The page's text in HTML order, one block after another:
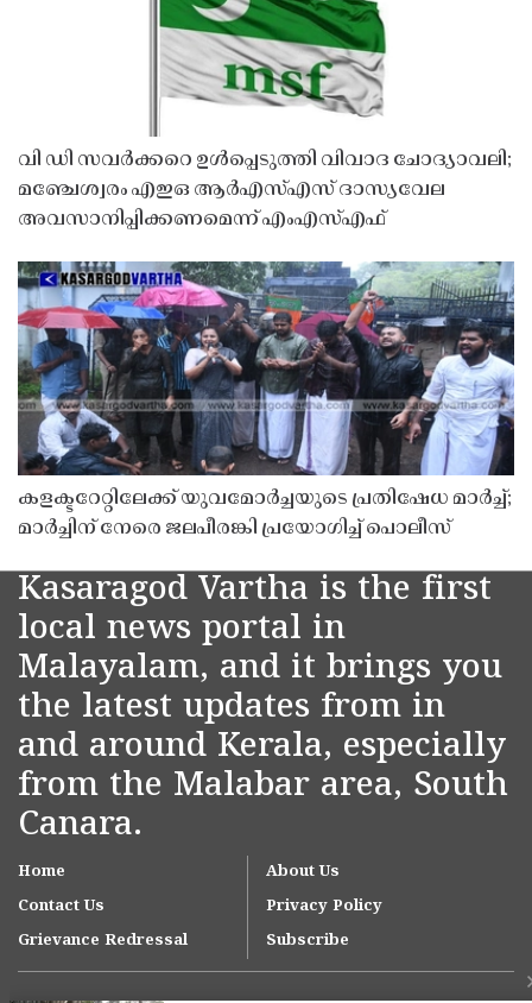
വി ഡി സവർക്കറെ ഉൾപ്പെടുത്തി വിവാദ ചോദ്യാവലി;
മഞ്ചേശ്വരം എഇഒ ആർഎസ്എസ് ദാസ്യവേല
അവസാനിപ്പിക്കണമെന്ന് എംഎസ്എഫ്
കളക്ടറേറ്റിലേക്ക് യുവമോർച്ചയുടെ പ്രതിഷേധ മാർച്ച്;
മാർച്ചിന് നേരെ ജലപീരങ്കി പ്രയോഗിച്ച് പൊലീസ്
Kasaragod Vartha is the first
local news portal in
Malayalam, and it brings you
the latest updates from in
and around Kerala, especially
from the Malabar area, South
Canara.
Home
About Us
Contact Us
Privacy Policy
Grievance Redressal
Subscribe